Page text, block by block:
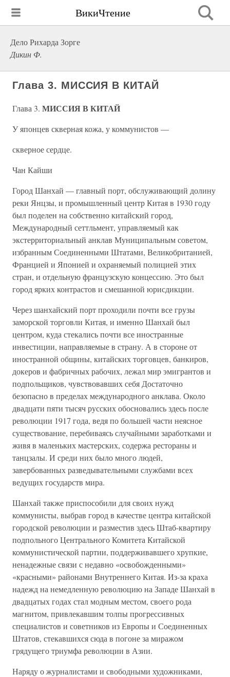
ВикиЧтение
Дело Рихарда Зорге
Дикин Ф.
Глава 3. МИССИЯ В КИТАЙ
Глава 3. МИССИЯ В КИТАЙ
У японцев скверная кожа, у коммунистов —
скверное сердце.
Чан Кайши
Город Шанхай — главный порт, обслуживающий долину
реки Янцзы, и промышленный центр Китая в 1930 году
был поделен на собственно китайский город,
Международный сеттльмент, управляемый как
экстерриториальный анклав Муниципальным советом,
избранным Соединенными Штатами, Великобританией,
Францией и Японией и охраняемый полицией этих
стран, и отдельную французскую концессию. Это был
город ярких контрастов и смешанной юрисдикции.
Через шанхайский порт проходили почти все грузы
заморской торговли Китая, и именно Шанхай был
центром, куда стекались почти все иностранные
инвестиции, направляемые в страну. А в стороне от
иностранной общины, китайских торговцев, банкиров,
докеров и фабричных рабочих, лежал мир эмигрантов и
подпольщиков, чувствовавших себя Достаточно
безопасно в пределах международного анклава. Около
двадцати пяти тысяч русских обосновались здесь после
революции 1917 года, ведя по большей части неясное
существование, перебиваясь случайными заработками и
живя в маленьких мастерских, содержа рестораны и
танцзалы. И среди них было много людей,
завербованных разведывательными службами всех
ведущих государств мира.
Шанхай также приспособили для своих нужд
коммунисты, выбрав город в качестве центра китайской
городской революции и разместив здесь Штаб-квартиру
подпольного Центрального Комитета Китайской
коммунистической партии, поддерживавшего хрупкие,
ненадежные связи с недавно «освобожденными»
«красными» районами Внутреннего Китая. Из-за краха
надежд на немедленную революцию на Западе Шанхай в
двадцатых годах стал модным местом, своего рода
магнитом, привлекавшим толпы прогрессивных
специалистов и советников из Европы и Соединенных
Штатов, стекавшихся сюда в погоне за миражом
грядущего триумфа революции в Азии.
Наряду о журналистами и свободными художниками,